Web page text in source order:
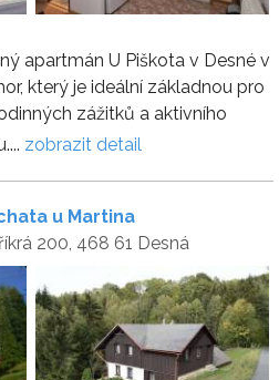
apartmán U Piškota v Desné v
který je ideální základnou pro
zážitků a aktivního
zobrazit detail
u Martina
200, 468 61 Desná